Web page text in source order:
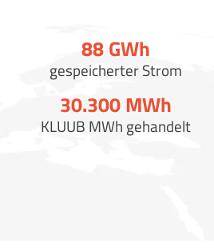
88GWh
gespeicherter Strom
30.300MWh
KLUUB MWh gehandelt